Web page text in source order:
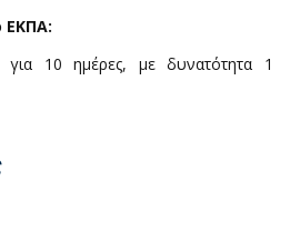
ΕΚΠΑ:
για 10 ημέρες, με δυνατότητα 1